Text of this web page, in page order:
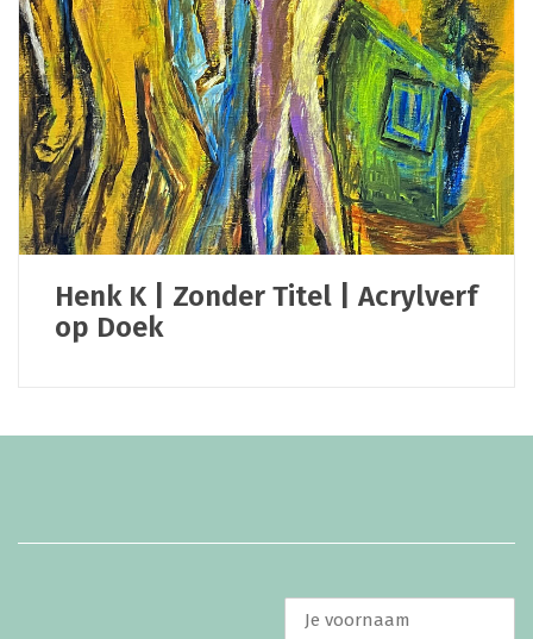
Henk K | Zonder Titel | Acrylverf
op Doek